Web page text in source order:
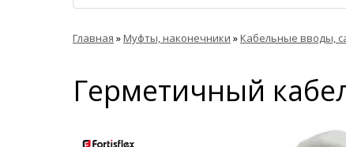
Главная »Муфты, наконечники »Кабельные вводы,
Герметичный